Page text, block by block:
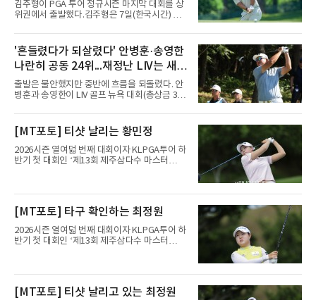
김주형이 PGA 투어 정규시즌 마지막 대회를 상
위권에서 출발했다.김주형은 7일(한국시간) 미
리클럽(파70)에서 열린 윈덤 챔피언십(총상금
850만 달러) 1라운드에서 버디 7개와 보기 2개
로 5언더파 65타를 쳤다. 일몰로 12명이 라운드
를 마치지 못한 가운데 선두 보 호슬러(미국·9언
더파 61타)에 4타 뒤진 공동 11위다.의미는 페덱
스컵 랭킹에 있다. 지난달 스코틀랜드 오픈 우승
으로 34위까지 올라선 그는 플레이오프 진출선
도가 낮아 그린을 여섯 차례 놓쳤지만, 그린 적
'흔들렸다가 되살렸다' 안병훈·송영한
나란히 공동 24위...재정난 LIV는 새
투자처 찾는다
출발은 불안했지만 중반에 흐름을 되돌렸다. 안
병훈과 송영한이 LIV 골프 뉴욕 대회(총상금 3천
병훈은 7일(한국시간) 미국 뉴저지주 베드민스
터의 트럼프 내셔널 골프 클럽 베드민스터(파
71)에서 열린 1라운드에서 버디 3개와 보기 4개
를 묶어 1오버파 72타를 쳤다. 6번 홀(파4)에서
시작해 첫 홀부터 보기를 범하며 불안하게 출발
5) 더블보기에 이어 두 차례 보기로 하위권까지
[MT포토] 티샷 날리는 황민정
2026시즌 열여덟 번째 대회이자 KLPGA투어 하
반기 첫 대회인 ‘제13회 제주삼다수 마스터
트(파72/6,767야드)에서 열리고 있다.6일 현재
1라운드 경기가 펼쳐지고 있다.황민정이 16번
홀에서 경기하고 있다.
[MT포토] 타구 확인하는 최정원
2026시즌 열여덟 번째 대회이자 KLPGA투어 하
반기 첫 대회인 ‘제13회 제주삼다수 마스터
트(파72/6,767야드)에서 열리고 있다.6일 현재
1라운드 경기가 펼쳐지고 있다.최정원이 16번
홀에서 경기하고 있다.
[MT포토] 티샷 날리고 있는 최정원